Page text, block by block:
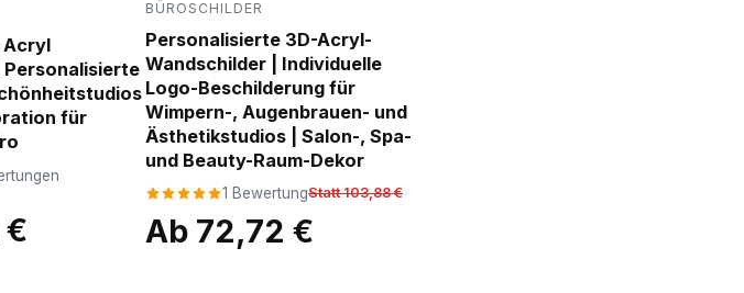
Acryl
Personalisierte
für
€
BÜROSCHILDER
Personalisierte 3D-Acryl-
Wandschilder | Individuelle
Logo-Beschilderung für
Wimpern-, Augenbrauen- und
Ästhetikstudios | Salon-, Spa-
und Beauty-Raum-Dekor
1 BewertungStatt 103,88 €
Ab 72,72 €